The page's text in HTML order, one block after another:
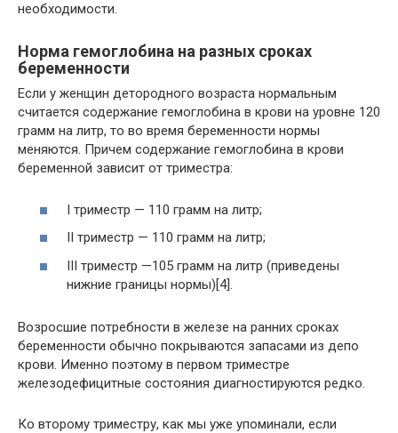
необходимости.
Норма гемоглобина на разных сроках
беременности
Если у женщин детородного возраста нормальным
считается содержание гемоглобина в крови на уровне 120
грамм на литр, то во время беременности нормы
меняются. Причем содержание гемоглобина в крови
беременной зависит от триместра:
I триместр — 110 грамм на литр;
II триместр — 110 грамм на литр;
III триместр —105 грамм на литр (приведены
нижние границы нормы)[4].
Возросшие потребности в железе на ранних сроках
беременности обычно покрываются запасами из депо
крови. Именно поэтому в первом триместре
железодефицитные состояния диагностируются редко.
Ко второму триместру, как мы уже упоминали, если